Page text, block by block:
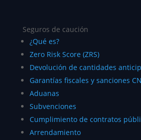
Seguros de caución
¿Qué es?
Zero Risk Score (ZRS)
Devolución de cantidades
Garantías fiscales y sanciones
Aduanas
Subvenciones
Cumplimiento de contratos
Arrendamiento